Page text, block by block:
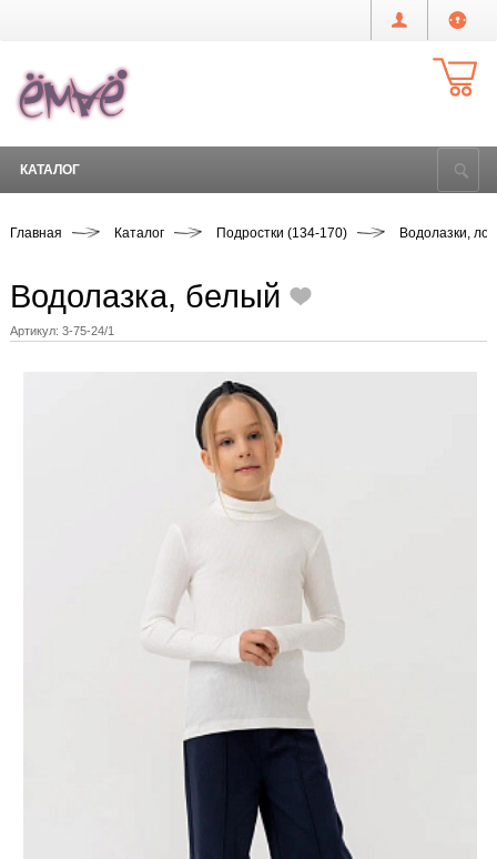
КАТАЛОГ
Главная Каталог Подростки (134-170) Водолазки,
Водолазка, белый
Артикул: 3-75-24/1